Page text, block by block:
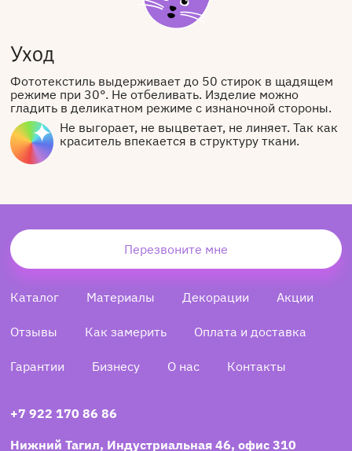
Уход
Фототекстиль выдерживает до 50 стирок в щадящем
режиме при 30°. Не отбеливать. Изделие можно
гладить в деликатном режиме с изнаночной стороны.
Не выгорает, не выцветает, не линяет. Так как
краситель впекается в структуру ткани.
Перезвоните мне
Каталог Материалы Декорации Акции
Отзывы Как замерить Оплата и доставка
Гарантии Бизнесу О нас Контакты
+7 922 170 86 86
Нижний Тагил, Индустриальная 46, офис 310